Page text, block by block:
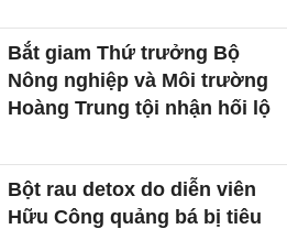
Bắt giam Thứ trưởng Bộ
Nông nghiệp và Môi trường
Hoàng Trung tội nhận hối lộ
Bột rau detox do diễn viên
Hữu Công quảng bá bị tiêu